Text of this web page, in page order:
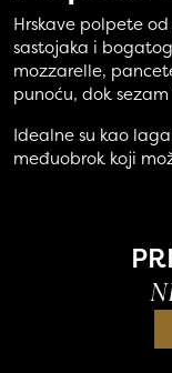
Hrskave polpete
sastojaka i
mozzarelle,
punoću, dok
Idealne su kao
međuobrok koji